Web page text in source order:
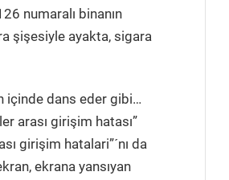
numaralı binanın
şişesiyle ayakta, sigara
içinde dans eder gibi…
arası girişim hatası”
girişim hatalari”´nı da
ekrana yansıyan